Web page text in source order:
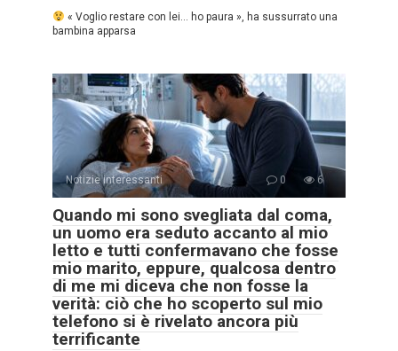
« Voglio restare con lei… ho paura », ha sussurrato una
bambina apparsa
Notizie interessanti 0 6
Quando mi sono svegliata dal coma,
un uomo era seduto accanto al mio
letto e tutti confermavano che fosse
mio marito, eppure, qualcosa dentro
di me mi diceva che non fosse la
verità: ciò che ho scoperto sul mio
telefono si è rivelato ancora più
terrificante